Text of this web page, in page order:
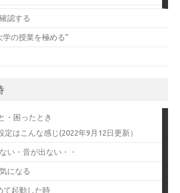
認する
学の授業を極める”
・困ったとき
定はこんな感じ(2022年9月12日更新）
い・音が出ない・・
になる
て起動した時